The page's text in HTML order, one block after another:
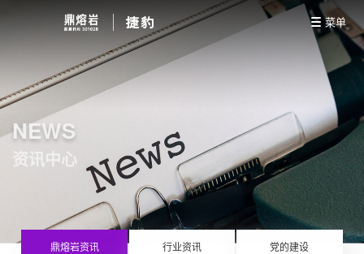
菜单
NEWS
资讯中心
鼎熔岩资讯 行业资讯 党的建设